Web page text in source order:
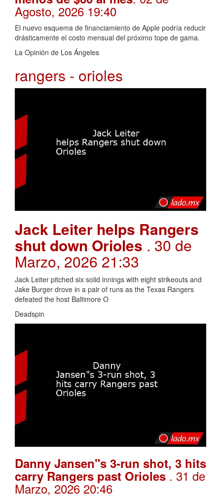
Agosto, 2026 19:40
El nuevo esquema de financiamiento de Apple podría reducir
drásticamente el costo mensual del próximo tope de gama.
La Opinión de Los Ángeles
rangers - orioles
Jack Leiter helps Rangers
shut down Orioles . 30 de
Marzo, 2026 21:33
Jack Leiter pitched six solid innings with eight strikeouts and
Jake Burger drove in a pair of runs as the Texas Rangers
defeated the host Baltimore O
Deadspin
Danny Jansen"s 3-run shot, 3 hits
carry Rangers past Orioles. 31 de
Marzo, 2026 20:46